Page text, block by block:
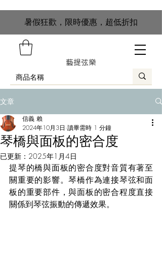
藝提弦樂
​暑假狂歡，限時優惠，超低折扣
文章
琴橋與面板的密合度
信義 賴
2024年10月3日 讀畢需時 1 分鐘
已更新： 2025年1月4日
提琴的橋與面板的密合度對音質有著至
關重要的影響。琴橋作為連接琴弦和面
板的重要部件，與面板的密合程度直接
關係到琴弦振動的傳遞效果。